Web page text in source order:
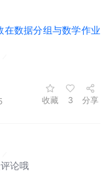
在数据分组与数学作业
收藏 3 分享
论哦